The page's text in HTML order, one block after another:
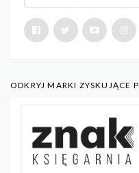
ODKRYJ MARKI ZYSKUJĄCE